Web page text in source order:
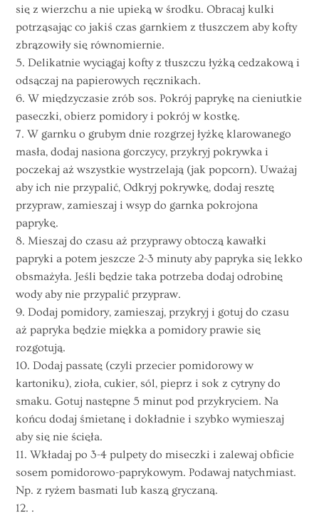
się z wierzchu a nie upieką w środku. Obracaj kulki
potrząsając co jakiś czas garnkiem z tłuszczem aby kofty
zbrązowiły się równomiernie.
5. Delikatnie wyciągaj kofty z tłuszczu łyżką cedzakową i
odsączaj na papierowych ręcznikach.
6. W międzyczasie zrób sos. Pokrój paprykę na cieniutkie
paseczki, obierz pomidory i pokrój w kostkę.
7. W garnku o grubym dnie rozgrzej łyżkę klarowanego
masła, dodaj nasiona gorczycy, przykryj pokrywka i
poczekaj aż wszystkie wystrzelają (jak popcorn). Uważaj
aby ich nie przypalić, Odkryj pokrywkę, dodaj resztę
przypraw, zamieszaj i wsyp do garnka pokrojona
paprykę.
8. Mieszaj do czasu aż przyprawy obtoczą kawałki
papryki a potem jeszcze 2-3 minuty aby papryka się lekko
obsmażyła. Jeśli będzie taka potrzeba dodaj odrobinę
wody aby nie przypalić przypraw.
9. Dodaj pomidory, zamieszaj, przykryj i gotuj do czasu
aż papryka będzie miękka a pomidory prawie się
rozgotują.
10. Dodaj passatę (czyli przecier pomidorowy w
kartoniku), zioła, cukier, sól, pieprz i sok z cytryny do
smaku. Gotuj następne 5 minut pod przykryciem. Na
końcu dodaj śmietanę i dokładnie i szybko wymieszaj
aby się nie ścięła.
11. Wkładaj po 3-4 pulpety do miseczki i zalewaj obficie
sosem pomidorowo-paprykowym. Podawaj natychmiast.
Np. z ryżem basmati lub kaszą gryczaną.
12. .